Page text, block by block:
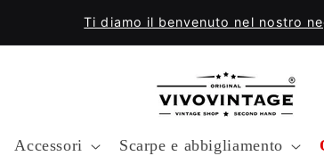
Ti diamo il benvenuto nel nostro
Accessori Scarpe e abbigliamento